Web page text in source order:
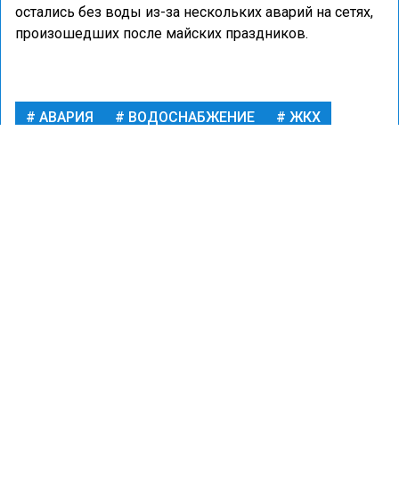
остались без воды из-за нескольких аварий на сетях,
произошедших после майских праздников.
АВАРИЯ ВОДОСНАБЖЕНИЕ ЖКХ